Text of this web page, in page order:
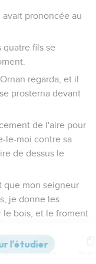
avait prononcée au
quatre fils se
regarda, et il
prosterna devant
de l'aire pour
le-moi contre sa
de dessus le
que mon seigneur
je donne les
le bois, et le froment
veux l'acheter